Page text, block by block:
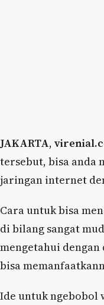
JAKARTA,
tersebut, bisa anda
jaringan internet
Cara untuk bisa
di bilang sangat
mengetahui
bisa
Ide untuk ngebobol